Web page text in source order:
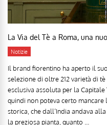
La Via del Tè a Roma, una
Notizie
Il brand fiorentino ha aperto il
selezione di oltre 212 varietà di
esclusiva assoluta per la
quindi non poteva certo mancare
storica, che dall’India andava
la preziosa pianta, quanto ...